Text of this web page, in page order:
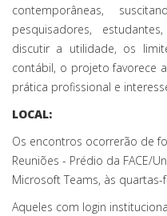
contemporâneas,
pesquisadores,
discutir a utilidade, os
contábil, o projeto favorece
prática profissional e
LOCAL:
Os encontros ocorrerão de
Reuniões - Prédio da FACE/
Microsoft Teams, às
Aqueles com login